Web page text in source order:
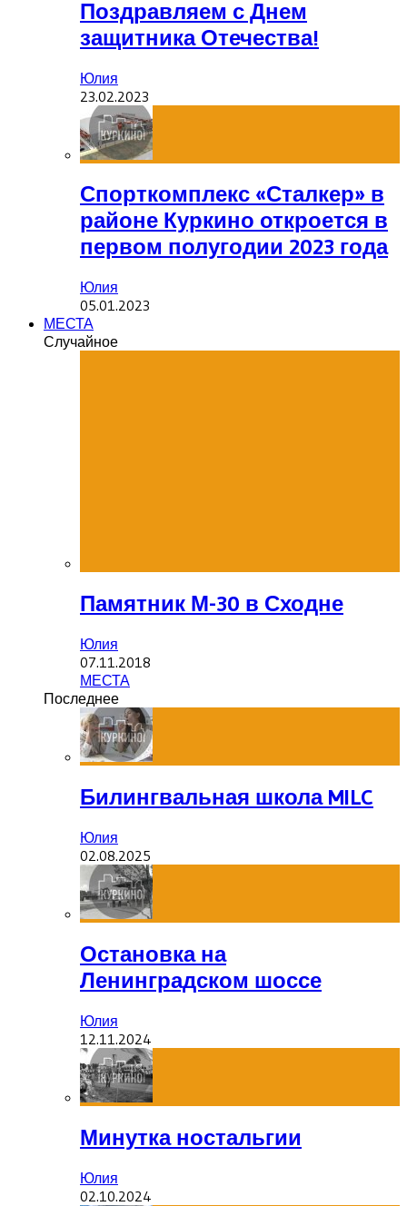
Поздравляем с Днем
защитника Отечества!
Юлия
23.02.2023
Спорткомплекс «Сталкер» в
районе Куркино откроется в
первом полугодии 2023 года
Юлия
05.01.2023
МЕСТА
Случайное
Памятник М-30 в Сходне
Юлия
07.11.2018
МЕСТА
Последнее
Билингвальная школа MILC
Юлия
02.08.2025
Остановка на
Ленинградском шоссе
Юлия
12.11.2024
Минутка ностальгии
Юлия
02.10.2024